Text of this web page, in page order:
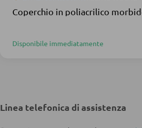
Coperchio in poliacrilico
Disponibile immediatamente
Linea telefonica di assistenza